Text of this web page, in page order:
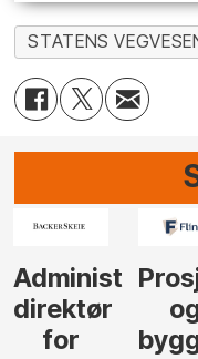
STATENS
HR-
rådgiver
/